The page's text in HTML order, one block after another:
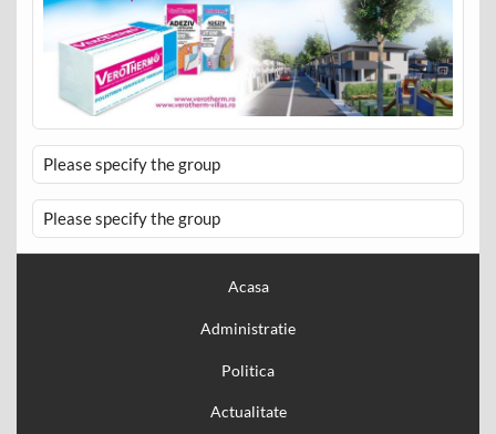
Please specify the group
Please specify the group
Acasa
Administratie
Politica
Actualitate